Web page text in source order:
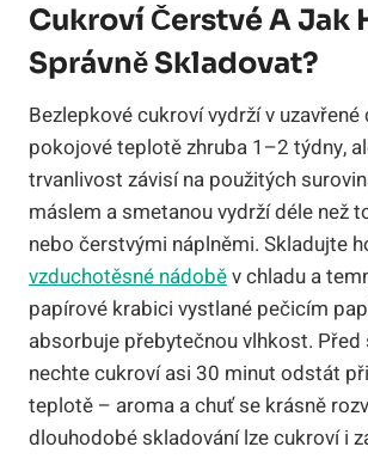
Cukroví Čerstvé A Jak
Správně Skladovat?
Bezlepkové cukroví vydrží v uzavřené
pokojové teplotě zhruba 1–2 týdny,
trvanlivost závisí na použitých
máslem a smetanou vydrží déle než
nebo čerstvými náplněmi. Skladujte
vzduchotěsné nádoběv chladu a
papírové krabici vystlané pečicím
absorbuje přebytečnou vlhkost. Před
nechte cukroví asi 30 minut odstát
teplotě – aroma a chuť se krásně
dlouhodobé skladování lze cukroví i